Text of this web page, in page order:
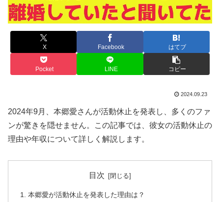
X Facebook はてブ
Pocket LINE コピー
2024.09.23
2024年9月、本郷愛さんが活動休止を発表し、多くのファ
ンが驚きを隠せません。この記事では、彼女の活動休止の
理由や年収について詳しく解説します。
目次
本郷愛が活動休止を発表した理由は？